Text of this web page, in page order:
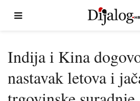
Indija i Kina
nastavak letova i